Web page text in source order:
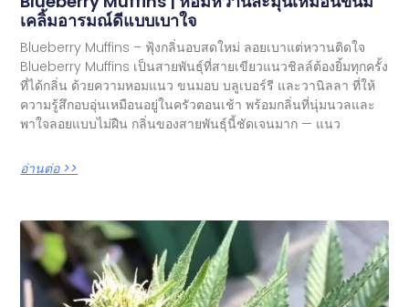
เคลิ้มอารมณ์ดีแบบเบาใจ
Blueberry Muffins – ฟุ้งกลิ่นอบสดใหม่ ลอยเบาแต่หวานติดใจ
Blueberry Muffins เป็นสายพันธุ์ที่สายเขียวแนวชิลล์ต้องยิ้มทุกครั้ง
ที่ได้กลิ่น ด้วยความหอมแนว ขนมอบ บลูเบอร์รี และวานิลลา ที่ให้
ความรู้สึกอบอุ่นเหมือนอยู่ในครัวตอนเช้า พร้อมกลิ่นที่นุ่มนวลและ
พาใจลอยแบบไม่ฝืน กลิ่นของสายพันธุ์นี้ชัดเจนมาก — แนว
อ่านต่อ >>